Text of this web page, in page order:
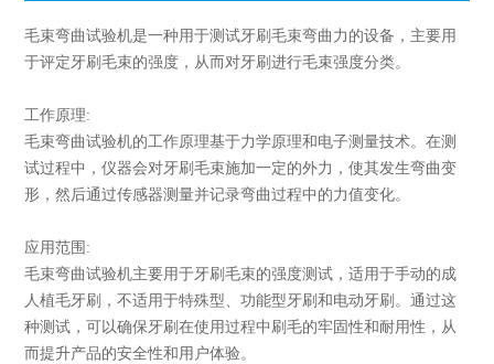
毛束弯曲试验机是一种用于测试牙刷毛束弯曲力的设备，主要用
于评定牙刷毛束的强度，从而对牙刷进行毛束强度分类。
工作原理:
毛束弯曲试验机的工作原理基于力学原理和电子测量技术。在测
试过程中，仪器会对牙刷毛束施加一定的外力，使其发生弯曲变
形，然后通过传感器测量并记录弯曲过程中的力值变化。
应用范围:
毛束弯曲试验机主要用于牙刷毛束的强度测试，适用于手动的成
人植毛牙刷，不适用于特殊型、功能型牙刷和电动牙刷。通过这
种测试，可以确保牙刷在使用过程中刷毛的牢固性和耐用性，从
而提升产品的安全性和用户体验。